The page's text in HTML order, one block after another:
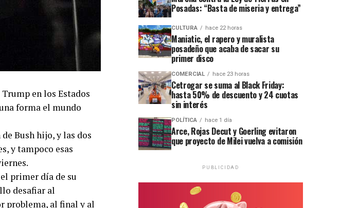
en los Estados
forma el mundo
Bush hijo, y las dos
y tampoco esas
primer día de su
desafiar al
problema, al final y al
Posadas: “Basta de miseria y entrega”
CULTURA hace 22 horas
Maniatic, el rapero y muralista
posadeño que acaba de sacar su
primer disco
COMERCIAL hace 23 horas
Cetrogar se suma al Black Friday:
hasta 50% de descuento y 24 cuotas
sin interés
POLÍTICA hace 1 día
Arce, Rojas Decut y Goerling evitaron
que proyecto de Milei vuelva a comisión
PUBLICIDAD